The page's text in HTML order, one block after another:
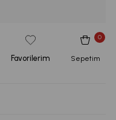
Sepetim
0
Favorilerim